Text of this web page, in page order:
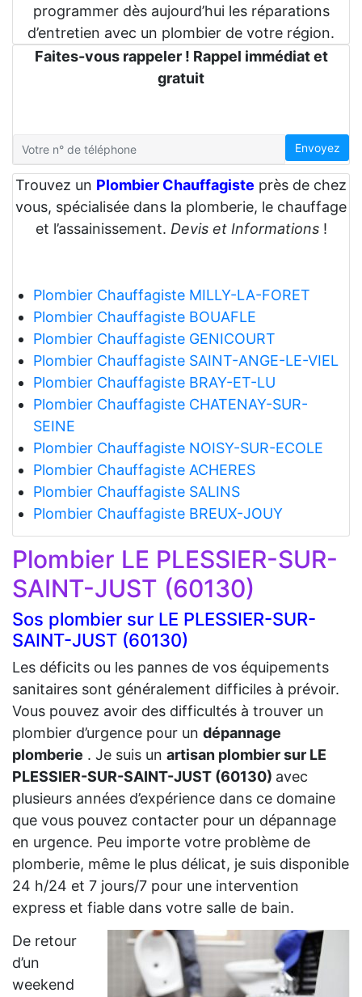
programmer dès aujourd’hui les réparations
d’entretien avec un plombier de votre région.
Faites-vous rappeler ! Rappel immédiat et
gratuit
Envoyez
Trouvez un Plombier Chauffagiste près de chez
vous, spécialisée dans la plomberie, le chauffage
et l’assainissement. Devis et Informations!
Plombier Chauffagiste MILLY-LA-FORET
Plombier Chauffagiste BOUAFLE
Plombier Chauffagiste GENICOURT
Plombier Chauffagiste SAINT-ANGE-LE-VIEL
Plombier Chauffagiste BRAY-ET-LU
Plombier Chauffagiste CHATENAY-SUR-
SEINE
Plombier Chauffagiste NOISY-SUR-ECOLE
Plombier Chauffagiste ACHERES
Plombier Chauffagiste SALINS
Plombier Chauffagiste BREUX-JOUY
Plombier LE PLESSIER-SUR-
SAINT-JUST (60130)
Sos plombier sur LE PLESSIER-SUR-
SAINT-JUST (60130)
Les déficits ou les pannes de vos équipements
sanitaires sont généralement difficiles à prévoir.
Vous pouvez avoir des difficultés à trouver un
plombier d’urgence pour un dépannage
plomberie . Je suis un artisan plombier sur LE
PLESSIER-SUR-SAINT-JUST (60130) avec
plusieurs années d’expérience dans ce domaine
que vous pouvez contacter pour un dépannage
en urgence. Peu importe votre problème de
plomberie, même le plus délicat, je suis disponible
24 h/24 et 7 jours/7 pour une intervention
express et fiable dans votre salle de bain.
De retour
d’un
weekend